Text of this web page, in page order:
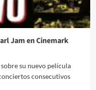
Jam en Cinemark
su nuevo película
consecutivos